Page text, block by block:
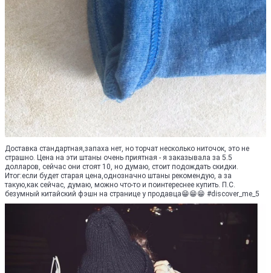
Доставка стандартная,запаха нет, но торчат несколько ниточок, это не
страшно. Цена на эти штаны очень приятная - я заказывала за 5.5
долларов, сейчас они стоят 10, но думаю, стоит подождать скидки.
Итог:если будет старая цена,однозначно штаны рекомендую, а за
такую,как сейчас, думаю, можно что-то и поинтереснее купить. П.С.
безумный китайский фэшн на странице у продавца😁😁😁 #discover_me_5